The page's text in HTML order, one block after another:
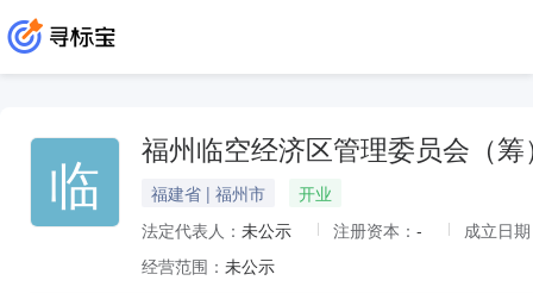
临 福州临空经济区管理委员会（筹
福建省 | 福州市
开业
法定代表人： 未公示 注册资本： -
成立日
经营范围： 未公示